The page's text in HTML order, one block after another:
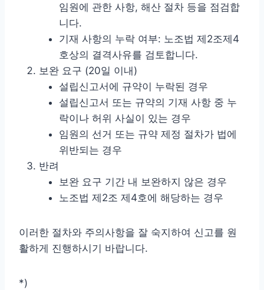
임원에 관한 사항, 해산 절차 등을 점검합
니다.
기재 사항의 누락 여부: 노조법 제2조제4
호상의 결격사유를 검토합니다.
보완 요구 (20일 이내)
설립신고서에 규약이 누락된 경우
설립신고서 또는 규약의 기재 사항 중 누
락이나 허위 사실이 있는 경우
임원의 선거 또는 규약 제정 절차가 법에
위반되는 경우
반려
보완 요구 기간 내 보완하지 않은 경우
노조법 제2조 제4호에 해당하는 경우
이러한 절차와 주의사항을 잘 숙지하여 신고를 원
활하게 진행하시기 바랍니다.
*)